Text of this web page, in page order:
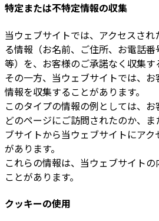
特定または不特定情報の収集
当ウェブサイトでは、アクセスさ
る情報（お名前、ご住所、お電話
等）を、お客様のご承諾なく収集す
その一方、当ウェブサイトでは、
情報を収集することがあります。
このタイプの情報の例としては、
どのページにご訪問されたのか、
ブサイトから当ウェブサイトにア
があります。
これらの情報は、当ウェブサイト
ことがあります。
クッキーの使用